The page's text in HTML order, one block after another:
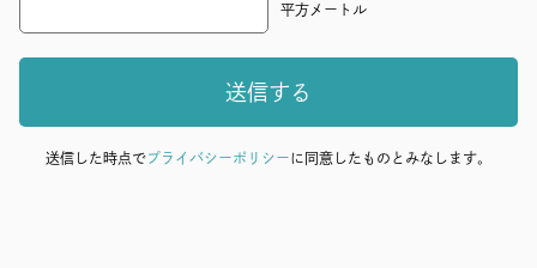
平方メートル
送信する
送信した時点でプライバシーポリシーに同意したものとみなします。